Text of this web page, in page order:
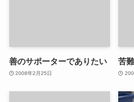
善のサポーターでありたい
2008年2月25日
苦